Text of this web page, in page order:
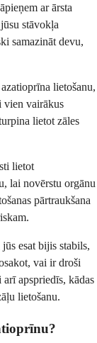
ar ārsta
stāvokļa
samazināt devu,
lietošanu,
vien vairākus
lietot zāles
lietot
lai novērstu orgānu
pārtraukšana
esat bijis stabils,
vai ir droši
apspriedīs, kādas
lietošanu.